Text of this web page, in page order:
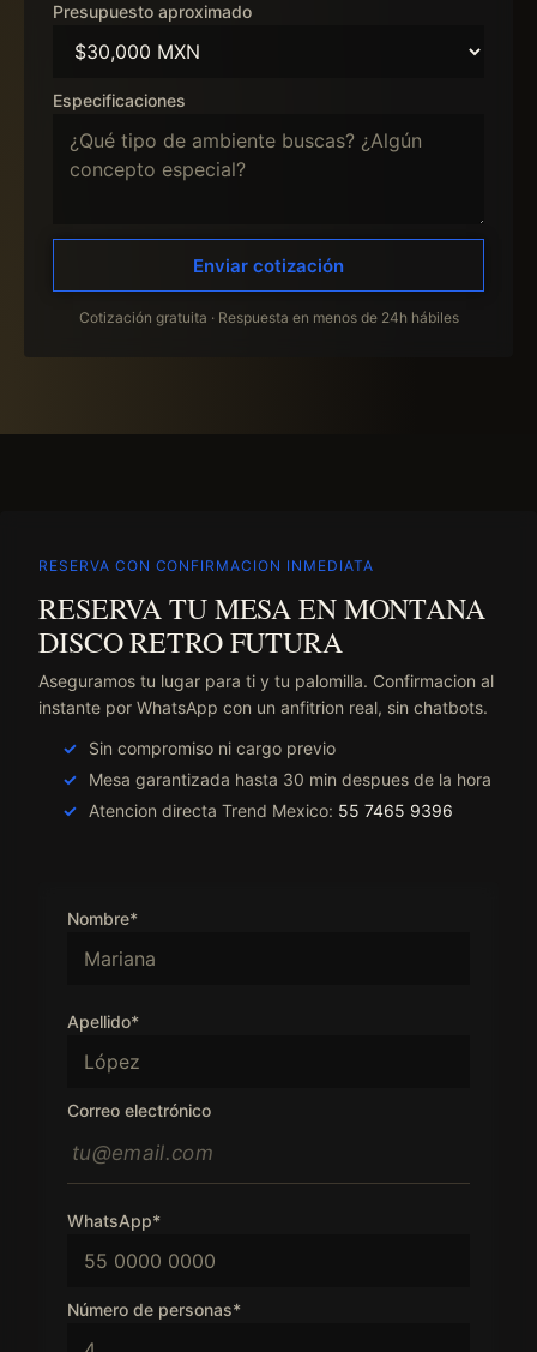
Presupuesto aproximado
Especificaciones
Enviar cotización
Cotización gratuita · Respuesta en menos de 24h hábiles
RESERVA CON CONFIRMACION INMEDIATA
RESERVA TU MESA EN MONTANA
DISCO RETRO FUTURA
Aseguramos tu lugar para ti y tu palomilla. Confirmacion al
instante por WhatsApp con un anfitrion real, sin chatbots.
Sin compromiso ni cargo previo
Mesa garantizada hasta 30 min despues de la hora
Atencion directa Trend Mexico: 55 7465 9396
Nombre*
Apellido*
Correo electrónico
WhatsApp*
Número de personas*